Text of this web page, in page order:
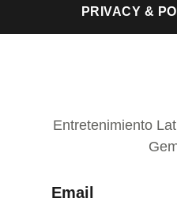
PRIVACY &
Entretenimiento
Email